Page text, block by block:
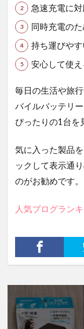
急速充電に対
同時充電のた
持ち運びやす
安心して使え
毎日の生活や旅
バイルバッテリ
ぴったりの1台を
気に入った製品
ックして表示通
のがお勧めです。
人気ブログラン